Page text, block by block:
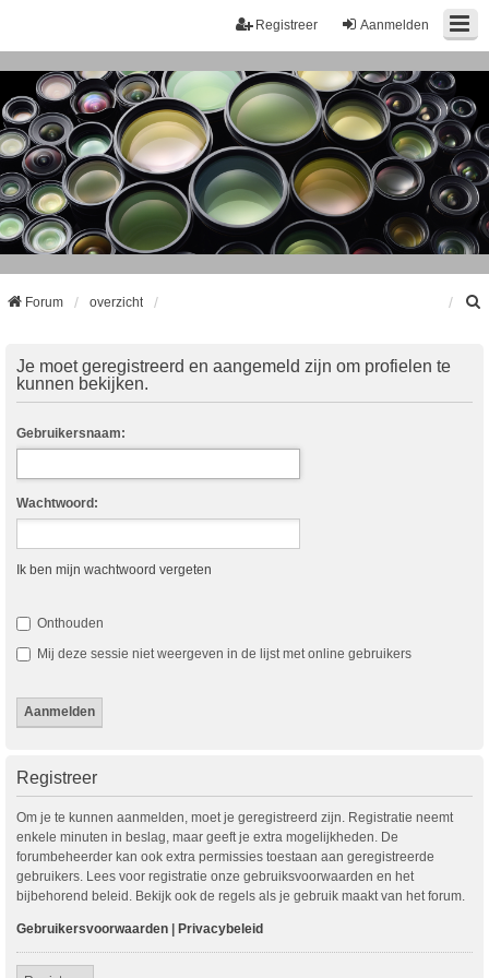
Aanmelden
Registreer
Forum overzicht
Je moet geregistreerd en aangemeld zijn om profielen te
kunnen bekijken.
Gebruikersnaam:
Wachtwoord:
Ik ben mijn wachtwoord vergeten
Onthouden
Mij deze sessie niet weergeven in de lijst met online gebruikers
Registreer
Om je te kunnen aanmelden, moet je geregistreerd zijn. Registratie neemt
enkele minuten in beslag, maar geeft je extra mogelijkheden. De
forumbeheerder kan ook extra permissies toestaan aan geregistreerde
gebruikers. Lees voor registratie onze gebruiksvoorwaarden en het
bijbehorend beleid. Bekijk ook de regels als je gebruik maakt van het forum.
Gebruikersvoorwaarden | Privacybeleid